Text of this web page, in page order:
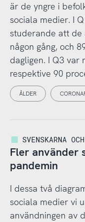
är de yngre i
sociala medier. I
studerande att de
någon gång, och
dagligen. I Q3 var
respektive 90
ÅLDER
SVENSKARNA
Fler använder
pandemin
I dessa två
sociala medier vi
användningen av